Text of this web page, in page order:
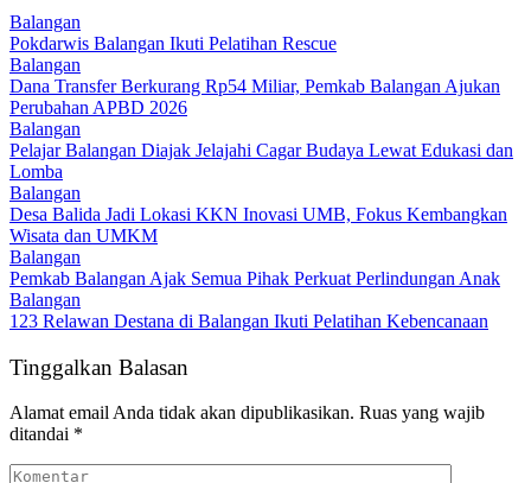
Balangan
Pokdarwis Balangan Ikuti Pelatihan Rescue
Balangan
Dana Transfer Berkurang Rp54 Miliar, Pemkab Balangan Ajukan
Perubahan APBD 2026
Balangan
Pelajar Balangan Diajak Jelajahi Cagar Budaya Lewat Edukasi dan
Lomba
Balangan
Desa Balida Jadi Lokasi KKN Inovasi UMB, Fokus Kembangkan
Wisata dan UMKM
Balangan
Pemkab Balangan Ajak Semua Pihak Perkuat Perlindungan Anak
Balangan
123 Relawan Destana di Balangan Ikuti Pelatihan Kebencanaan
Tinggalkan Balasan
Alamat email Anda tidak akan dipublikasikan. Ruas yang wajib
ditandai *